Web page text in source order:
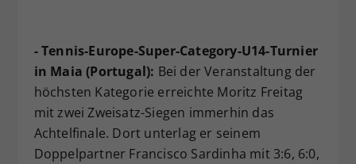
- Tennis-Europe-Super-Category-U14-Turnier
in Maia (Portugal): Bei der Veranstaltung der
höchsten Kategorie erreichte Moritz Freitag
mit zwei Zweisatz-Siegen immerhin das
Achtelfinale. Dort unterlag er seinem
Doppelpartner Francisco Sardinha mit 3:6, 6:0,